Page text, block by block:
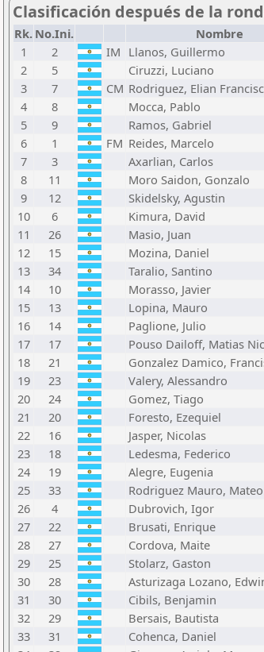
Clasificación después de la
Rk. No.Ini. Nombre
1
2 IM Llanos, Guillermo
2
5 Ciruzzi, Luciano
3
7 CM Rodriguez, Elian
4
8 Mocca, Pablo
5
9 Ramos, Gabriel
6
1 FM Reides, Marcelo
7
3 Axarlian, Carlos
8
11 Moro Saidon, Gonzalo
9
12 Skidelsky, Agustin
10
6 Kimura, David
11
26 Masio, Juan
12
15 Mozina, Daniel
13
34 Taralio, Santino
14
10 Morasso, Javier
15
13 Lopina, Mauro
16
14 Paglione, Julio
17
17 Pouso Dailoff, Matias
18
21 Gonzalez Damico,
19
23 Valery, Alessandro
20
24 Gomez, Tiago
21
20 Foresto, Ezequiel
22
16 Jasper, Nicolas
23
18 Ledesma, Federico
24
19 Alegre, Eugenia
25
33 Rodriguez Mauro, Mateo
26
4 Dubrovich, Igor
27
22 Brusati, Enrique
28
27 Cordova, Maite
29
25 Stolarz, Gaston
30
28 Asturizaga Lozano,
31
30 Cibils, Benjamin
32
29 Bersais, Bautista
33
31 Cohenca, Daniel